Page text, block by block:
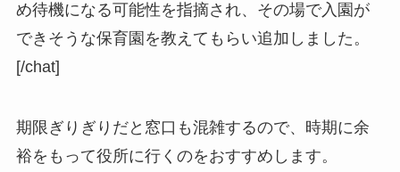
め待機になる可能性を指摘され、その場で入園が
できそうな保育園を教えてもらい追加しました。
[/chat]
期限ぎりぎりだと窓口も混雑するので、時期に余
裕をもって役所に行くのをおすすめします。